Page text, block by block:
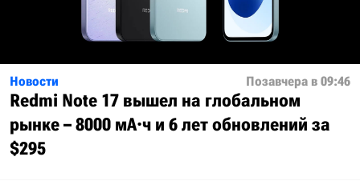
Новости Позавчера в 09:46
Redmi Note 17 вышел на глобальном
рынке – 8000 мА·ч и 6 лет обновлений за
$295